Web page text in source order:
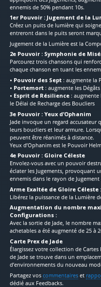
ennemis de 50% pendant 10s.
1er Pouvoir : Jugement de la
Créez un puits de lumière qui
entreront dans le puits seront
Jugement de la Lumière est la
2e Pouvoir : Symphonie de
Parcourez trois chansons qui
chaque chanson en tuant les
• Pouvoir des Sept : augmente la
• Portemort : augmente les
• Esprit de Résilience :
le Délai de Recharge des Boucliers
3e Pouvoir : Yeux d’Ophanim
Jade invoque un regard
leurs boucliers et leur armure.
peuvent être réanimés à distance.
Yeux d’Ophanim est le Pouvoir
4e Pouvoir : Gloire Céleste
Envolez-vous avec un pouvoir
éclater les Jugements, provoquant
ennemis dans le rayon de
Arme Exaltée de Gloire Céleste
Libérez la puissance de la Lumière
Augmentation du nombre
Configurations :
Avec la sortie de Jade, le nombre
achetables a été augmenté de 25 à
Carte Prex de Jade
Élargissez votre collection de
de Jade se trouve dans un
d’environnements du nouveau
Partagez vos commentaires et
dédié aux Feedbacks.